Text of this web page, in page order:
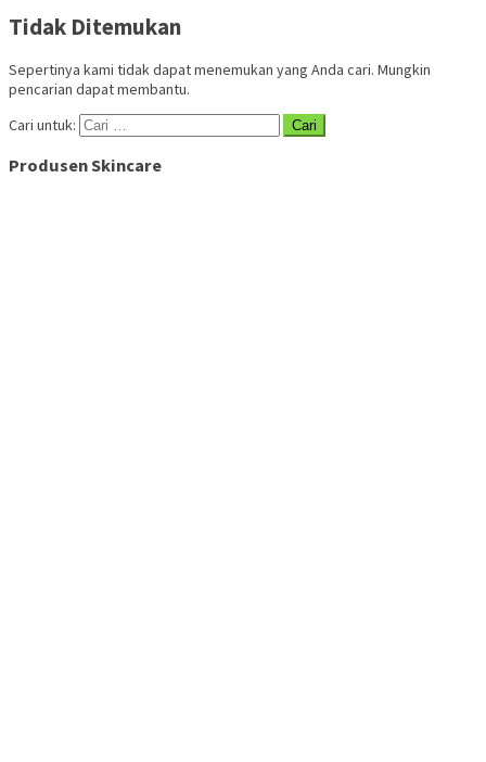
Tidak Ditemukan
Sepertinya kami tidak dapat menemukan yang Anda cari. Mungkin
pencarian dapat membantu.
Cari untuk:
Produsen Skincare